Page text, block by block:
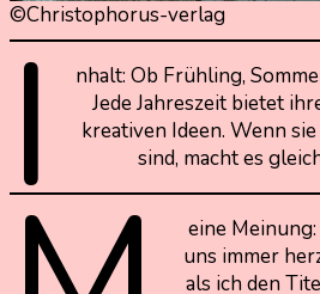
©Christophorus-verlag
I
nhalt: Ob Frühling,
Jede Jahreszeit bietet
kreativen Ideen. Wenn
sind, macht es
eine
uns immer
als ich den